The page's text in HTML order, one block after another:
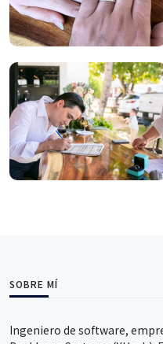
SOBRE MÍ
Ingeniero de software,